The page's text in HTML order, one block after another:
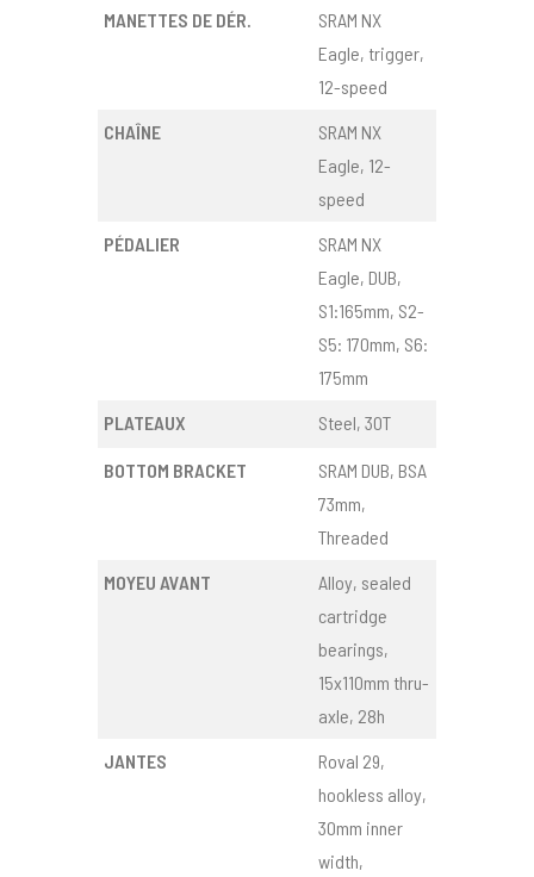
MANETTES DE DÉR.
SRAM NX
Eagle, trigger,
12-speed
CHAÎNE
SRAM NX
Eagle, 12-
speed
PÉDALIER
SRAM NX
Eagle, DUB,
S1:165mm, S2-
S5: 170mm, S6:
175mm
PLATEAUX
Steel, 30T
BOTTOM BRACKET
SRAM DUB, BSA
73mm,
Threaded
MOYEU AVANT
Alloy, sealed
cartridge
bearings,
15x110mm thru-
axle, 28h
JANTES
Roval 29,
hookless alloy,
30mm inner
width,